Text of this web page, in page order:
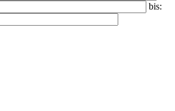
bis: